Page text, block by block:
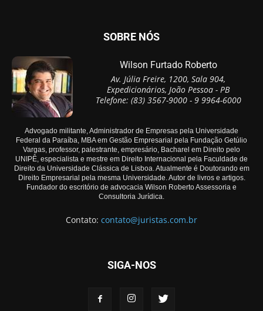
SOBRE NÓS
Wilson Furtado Roberto
Av. Júlia Freire, 1200, Sala 904,
Expedicionários, João Pessoa - PB
Telefone: (83) 3567-9000 - 9 9964-6000
Advogado militante, Administrador de Empresas pela Universidade
Federal da Paraíba, MBA em Gestão Empresarial pela Fundação Getúlio
Vargas, professor, palestrante, empresário, Bacharel em Direito pelo
UNIPÊ, especialista e mestre em Direito Internacional pela Faculdade de
Direito da Universidade Clássica de Lisboa. Atualmente é Doutorando em
Direito Empresarial pela mesma Universidade. Autor de livros e artigos.
Fundador do escritório de advocacia Wilson Roberto Assessoria e
Consultoria Jurídica.
Contato: contato@juristas.com.br
SIGA-NOS